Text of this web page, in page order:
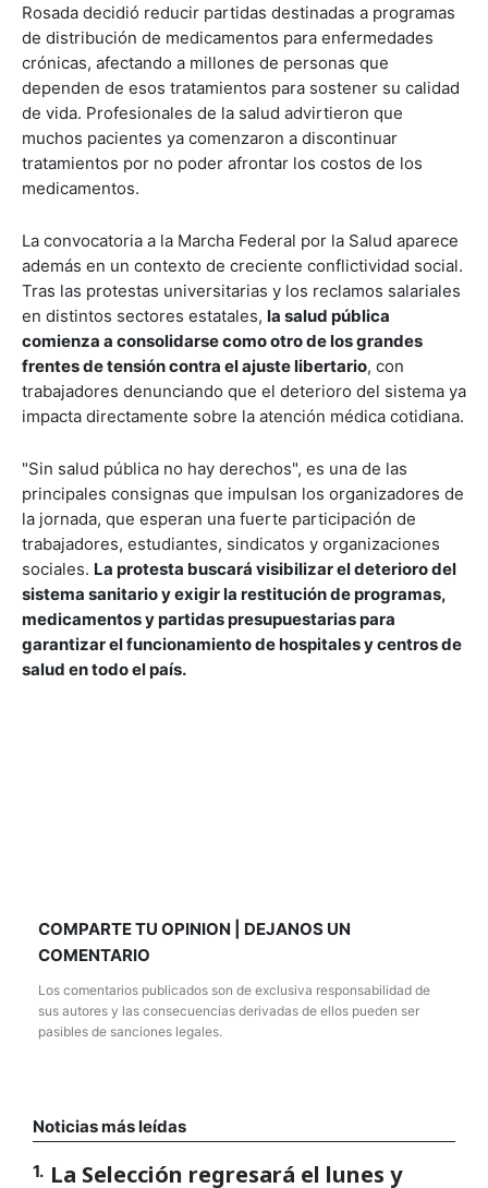
Rosada decidió reducir partidas destinadas a programas
de distribución de medicamentos para enfermedades
crónicas, afectando a millones de personas que
dependen de esos tratamientos para sostener su calidad
de vida. Profesionales de la salud advirtieron que
muchos pacientes ya comenzaron a discontinuar
tratamientos por no poder afrontar los costos de los
medicamentos.
La convocatoria a la Marcha Federal por la Salud aparece
además en un contexto de creciente conflictividad social.
Tras las protestas universitarias y los reclamos salariales
en distintos sectores estatales, la salud pública
comienza a consolidarse como otro de los grandes
frentes de tensión contra el ajuste libertario, con
trabajadores denunciando que el deterioro del sistema ya
impacta directamente sobre la atención médica cotidiana.
"Sin salud pública no hay derechos", es una de las
principales consignas que impulsan los organizadores de
la jornada, que esperan una fuerte participación de
trabajadores, estudiantes, sindicatos y organizaciones
sociales. La protesta buscará visibilizar el deterioro del
sistema sanitario y exigir la restitución de programas,
medicamentos y partidas presupuestarias para
garantizar el funcionamiento de hospitales y centros de
salud en todo el país.
COMPARTE TU OPINION | DEJANOS UN
COMENTARIO
Los comentarios publicados son de exclusiva responsabilidad de
sus autores y las consecuencias derivadas de ellos pueden ser
pasibles de sanciones legales.
Noticias más leídas
1. La Selección regresará el lunes y